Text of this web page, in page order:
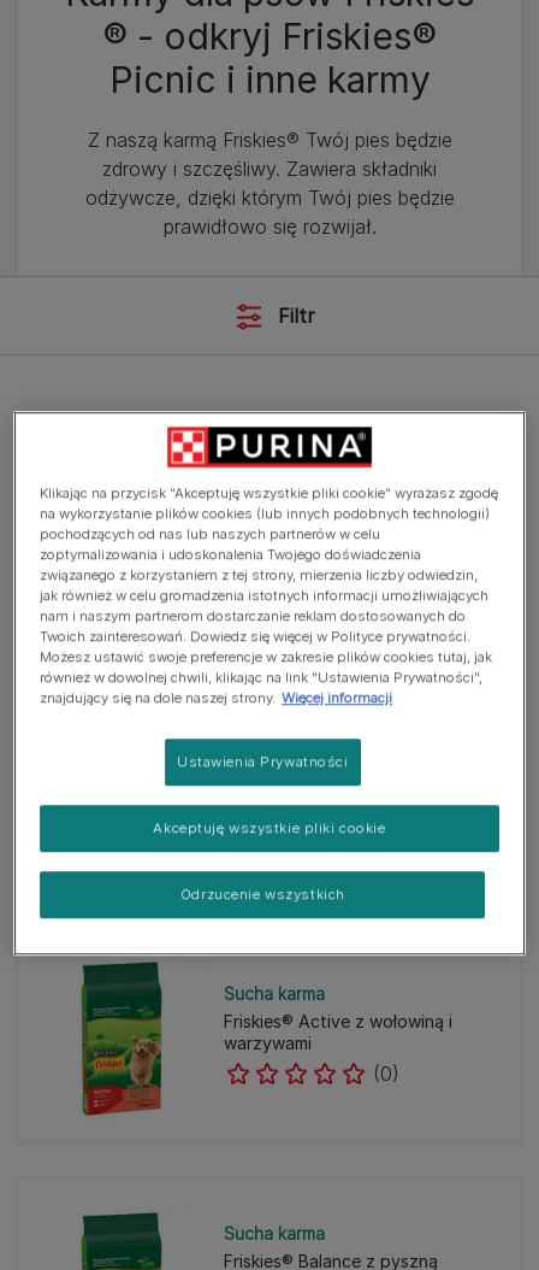
® - odkryj Friskies®
Picnic i inne karmy
Z naszą karmą Friskies® Twój pies będzie
zdrowy i szczęśliwy. Zawiera składniki
odżywcze, dzięki którym Twój pies będzie
prawidłowo się rozwijał.
Filtr
Sucha karma
Friskies® Junior z kurczakiem,
warzywami i mlekiem 500g
(0)
Sucha karma
Friskies® Maxi z wołowiną i
warzywami 10kg
(0)
Sucha karma
Friskies® Active z wołowiną i
warzywami
(0)
Sucha karma
Friskies® Balance z pyszną
Klikając na przycisk “Akceptuję wszystkie pliki cookie” wyrażasz zgodę
na wykorzystanie plików cookies (lub innych podobnych technologii)
pochodzących od nas lub naszych partnerów w celu
zoptymalizowania i udoskonalenia Twojego doświadczenia
związanego z korzystaniem z tej strony, mierzenia liczby odwiedzin,
jak również w celu gromadzenia istotnych informacji umożliwiających
nam i naszym partnerom dostarczanie reklam dostosowanych do
Twoich zainteresowań. Dowiedz się więcej w Polityce prywatności.
Możesz ustawić swoje preferencje w zakresie plików cookies tutaj, jak
również w dowolnej chwili, klikając na link "Ustawienia Prywatności",
znajdujący się na dole naszej strony. Więcej informacji
Ustawienia Prywatności
Odrzucenie wszystkich
Akceptuję wszystkie pliki cookie